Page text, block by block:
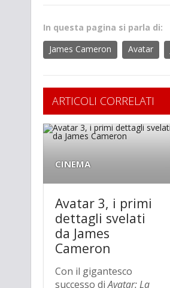
In questa pagina si parla di:
James Cameron
Avatar
ARTICOLI CORRELATI
CINEMA
Avatar 3, i primi
dettagli svelati
da James
Cameron
Con il gigantesco
successo diAvatar: La